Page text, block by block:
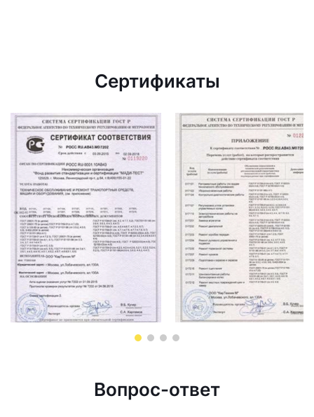
Сертификаты
Вопрос-ответ